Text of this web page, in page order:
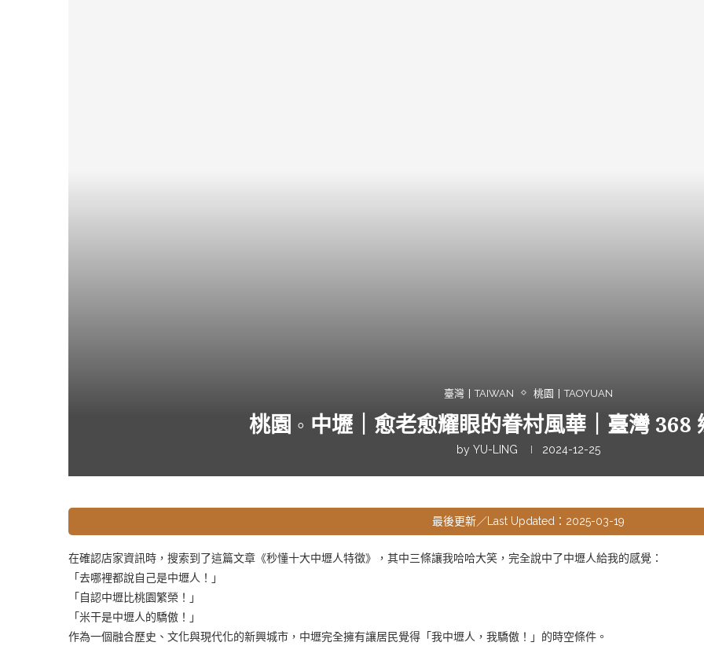
臺灣丨TAIWAN 桃園丨TAOYUAN
桃園 ◦ 中壢｜愈老愈耀眼的眷村風華｜臺灣 368
by YU-LING 2024-12-25
最後更新／Last Updated：2025-03-19
在確認店家資訊時，搜索到了這篇文章《秒懂十大中壢人特徵》，其中三條讓我哈哈大笑，完全說中了中壢人給我的感覺：
「去哪裡都說自己是中壢人！」
「自認中壢比桃園繁榮！」
「米干是中壢人的驕傲！」
作為一個融合歷史、文化與現代化的新興城市，中壢完全擁有讓居民覺得「我中壢人，我驕傲！」的時空條件。